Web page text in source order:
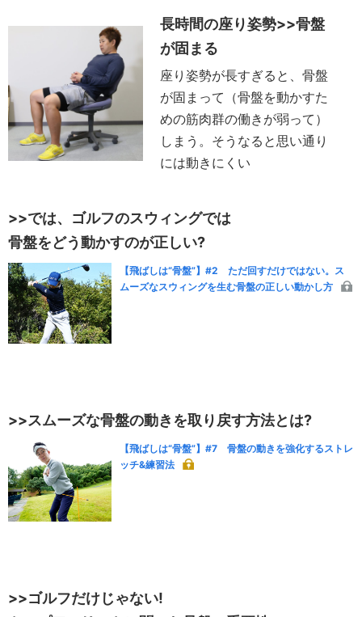
長時間の座り姿勢>>骨盤
が固まる
座り姿勢が長すぎると、骨盤
が固まって（骨盤を動かすた
めの筋肉群の働きが弱って）
しまう。そうなると思い通り
には動きにくい
>>では、ゴルフのスウィングでは
骨盤をどう動かすのが正しい?
【飛ばしは“骨盤”】#2 ただ回すだけではない。ス
ムーズなスウィングを生む骨盤の正しい動かし方
>>スムーズな骨盤の動きを取り戻す方法とは?
【飛ばしは“骨盤”】#7 骨盤の動きを強化するストレ
ッチ&練習法
>>ゴルフだけじゃない!